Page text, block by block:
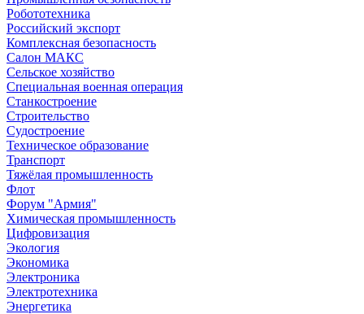
Робототехника
Российский экспорт
Комплексная безопасность
Салон МАКС
Сельское хозяйство
Специальная военная операция
Станкостроение
Строительство
Судостроение
Техническое образование
Транспорт
Тяжёлая промышленность
Флот
Форум "Армия"
Химическая промышленность
Цифровизация
Экология
Экономика
Электроника
Электротехника
Энергетика